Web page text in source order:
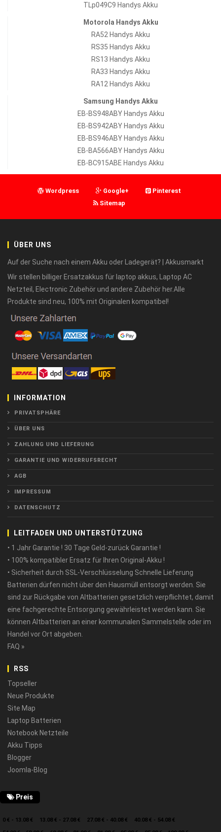
TLp049C9 Handys Akku
Motorola Handys Akku
RA52 Handys Akku
RS35 Handys Akku
RS13 Handys Akku
RA33 Handys Akku
RA12 Handys Akku
Samsung Handys Akku
EB-BS948ABY Handys Akku
EB-BS942ABY Handys Akku
EB-BS946ABY Handys Akku
EB-BA566ABY Handys Akku
EB-BC915ABE Handys Akku
Wordpress Google+
Pinterest
Sitemap
ÜBER UNS
Auf der Suche nach einem Akku oder Ladegerät? | Akkusmarkt
Wir stellen billiger Ersatzakkus für laptop akkus, Laptop AC
Netzteil, Electronic Zubehör und andere Zubehör her.Alle
Produkte sind neu, 100% mit Originalen kompatibel!
INFORMATION
PRIVATSPHÄRE
ÜBER UNS
ZAHLUNG UND LIEFERUNG
GARANTIE UND WIDERRUFSRECHT
AGB
IMPRESSUM
DATENSCHUTZ
LEITFADEN UND UNTERSTÜTZUNG
• 1 Jahr Garantie ! 30 Tage Geld-zurück Garantie !
• 100% kompatibler Ersatz für Ihren Original-Akku !
• Sicherheit durch SSL-Verschlüsselung Schnelle Lieferung
Batterien dürfen nicht über den Hausmüll entsorgt werden. Sie
sind zur Rückgabe von Altbatterien gesetzlich verpflichtet, damit
eine fachgerechte Entsorgung gewährleistet werden kann. Sie
können Altbatterien an einer kommunalen Sammelstelle oder im
Handel vor Ort abgeben.
FAQ »
RSS
Topseller
Neue Produkte
Site Map
Laptop Batterien
Notebook Netzteile
Akku Tipps
Blogger
Joomla-Blog
Preis
0 € - 13.08 € 13.08 € - 27.08 € 27.08 € - 40.08 €
40.08 € - 54.08 €